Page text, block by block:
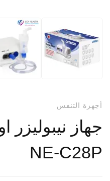
أجهزة التنفس
جهاز
NE-C28P